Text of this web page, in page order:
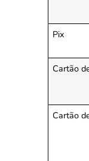
Pix
Cartão
Cartão